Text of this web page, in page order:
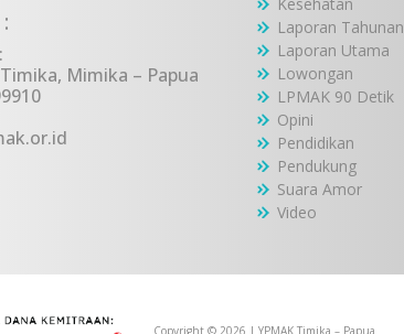
Mimika – Papua
Kesehatan
Laporan Tahunan
Laporan Utama
Lowongan
LPMAK 90 Detik
Opini
Pendidikan
Pendukung
Suara Amor
Video